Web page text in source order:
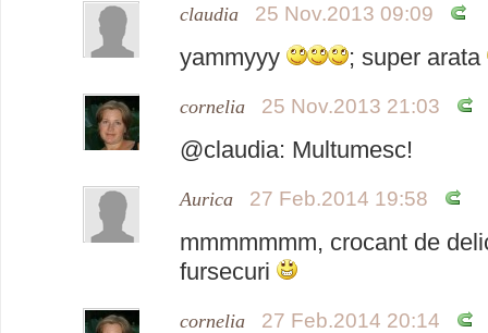
claudia 25 Nov.2013 09:09
yammyyy ; super arata
cornelia 25 Nov.2013 21:03
@claudia: Multumesc!
Aurica 27 Feb.2014 19:58
mmmmmmm, crocant de
fursecuri
cornelia 27 Feb.2014 20:14